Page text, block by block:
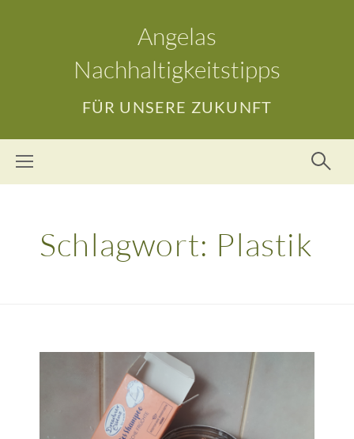
Angelas
Nachhaltigkeitstipps
FÜR UNSERE ZUKUNFT
Schlagwort: Plastik